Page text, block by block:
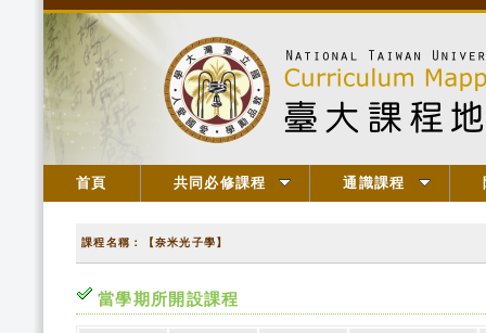
首頁 共同必修課程 通識課程
課程名稱：【奈米光子學】
當學期所開設課程